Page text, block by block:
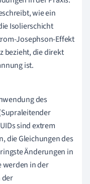
wie ein
Isolierschicht
Josephson-Effekt
bezieht, die direkt
ist.
des
sind extrem
die Gleichungen des
Änderungen in
werden in der
der